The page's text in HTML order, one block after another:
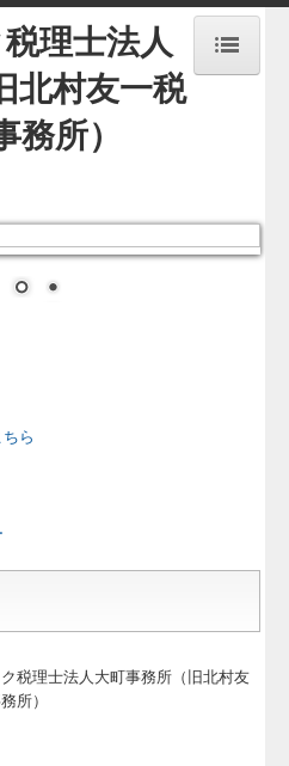
理士法人
北村友一税
務所）
税理士法人大町事務所（旧北村友
所）